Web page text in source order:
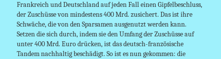
Frankreich und Deutschland auf jeden Fall einen Gipfelbeschluss,
der Zuschüsse von mindestens 400 Mrd. zusichert. Das ist ihre
Schwäche, die von den Sparsamen ausgenutzt werden kann.
Setzen die sich durch, indem sie den Umfang der Zuschüsse auf
unter 400 Mrd. Euro drücken, ist das deutsch-französische
Tandem nachhaltig beschädigt. So ist es nun gekommen: die